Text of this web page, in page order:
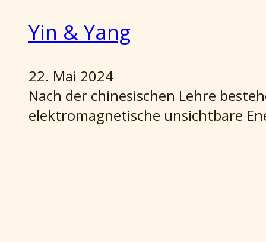
Yin & Yang
22. Mai 2024
Nach der chinesischen Lehre
elektromagnetische unsichtbare